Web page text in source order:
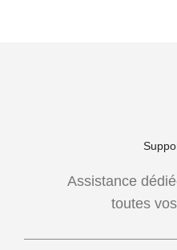
Assistance
toutes